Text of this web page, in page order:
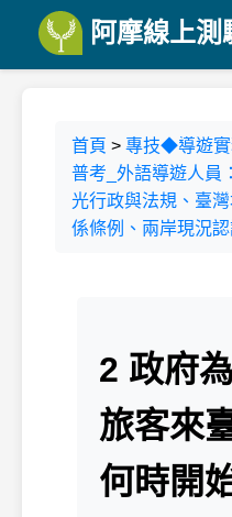
阿摩線上測
首頁 > 專技◆導遊實
普考_外語導遊人員
光行政與法規、臺
係條例、兩岸現況
2 政府
旅客來
何時開